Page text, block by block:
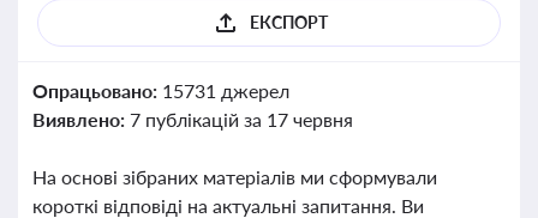
ЕКСПОРТ
Опрацьовано: 15731 джерел
Виявлено: 7 публікацій за 17 червня
На основі зібраних матеріалів ми сформували
короткі відповіді на актуальні запитання. Ви